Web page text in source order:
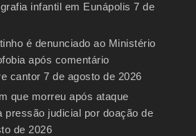
infantil em Eunápolis 7 de
é denunciado ao Ministério
após comentário
cantor 7 de agosto de 2026
que morreu após ataque
pressão judicial por doação de
de 2026